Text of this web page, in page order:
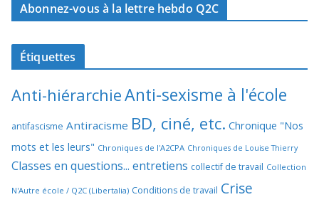
Abonnez-vous à la lettre hebdo Q2C
Étiquettes
Anti-hiérarchieAnti-sexisme à l'école
antifascisme Antiracisme BD, ciné, etc. Chronique "Nos
mots et les leurs" Chroniques de l'A2CPA Chroniques de Louise Thierry
Classes en questions... entretiens collectif de travail Collection
N'Autre école / Q2C (Libertalia) Conditions de travail Crise